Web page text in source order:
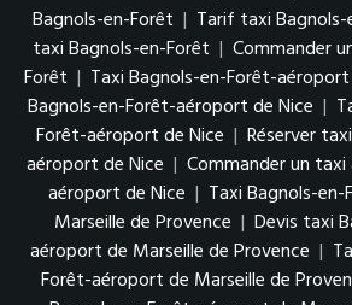
Bagnols-en-Forêt | Tarif taxi
taxi Bagnols-en-Forêt | Commander
Forêt | Taxi Bagnols-en-Forêt-
Bagnols-en-Forêt-aéroport de Nice |
Forêt-aéroport de Nice | Réserver
aéroport de Nice | Commander un
aéroport de Nice | Taxi Bagnols-
Marseille de Provence | Devis taxi
aéroport de Marseille de Provence |
Forêt-aéroport de Marseille de